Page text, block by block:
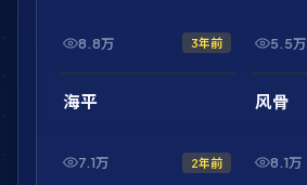
8.8万 3年前 5.5万
最新
1:44:50
海平
7.1万 2年前
最新
风骨
8.1万
1:33:17